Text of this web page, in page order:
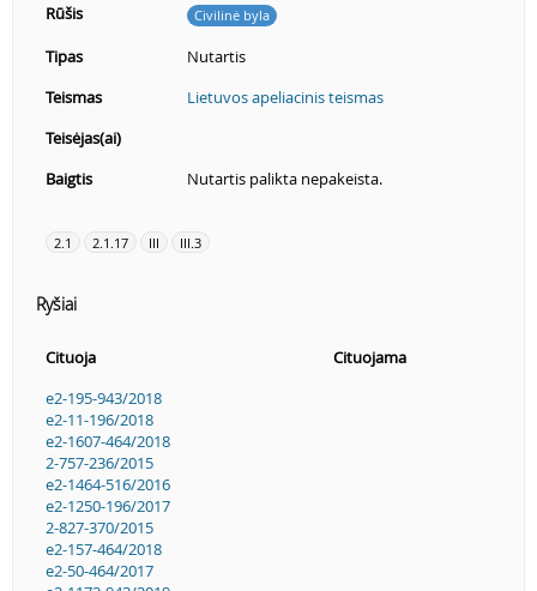
Rūšis
Civilinė byla
Tipas
Nutartis
Teismas
Lietuvos apeliacinis teismas
Teisėjas(ai)
Baigtis
Nutartis palikta nepakeista.
2.1 2.1.17 III III.3
Ryšiai
Cituoja
Cituojama
e2-195-943/2018
e2-11-196/2018
e2-1607-464/2018
2-757-236/2015
e2-1464-516/2016
e2-1250-196/2017
2-827-370/2015
e2-157-464/2018
e2-50-464/2017